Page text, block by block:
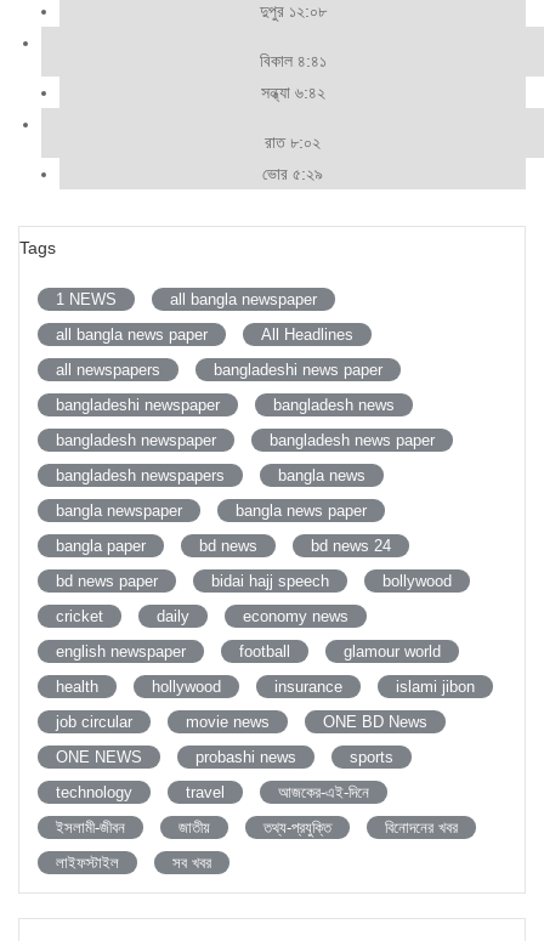
দুপুর ১২:০৮
বিকাল ৪:৪১
সন্ধ্যা ৬:৪২
রাত ৮:০২
ভোর ৫:২৯
Tags
1 NEWS
all bangla newspaper
all bangla news paper
All Headlines
all newspapers
bangladeshi news paper
bangladeshi newspaper
bangladesh news
bangladesh newspaper
bangladesh news paper
bangladesh newspapers
bangla news
bangla newspaper
bangla news paper
bangla paper
bd news
bd news 24
bd news paper
bidai hajj speech
bollywood
cricket
daily
economy news
english newspaper
football
glamour world
health
hollywood insurance
islami jibon
job circular
movie news
ONE BD News
ONE NEWS
probashi news
sports
technology
travel
আজকের-এই-দিনে
ইসলামী-জীবন
জাতীয় তথ্য-প্রযুক্তি
বিনোদনের খবর
লাইফস্টাইল
সব খবর